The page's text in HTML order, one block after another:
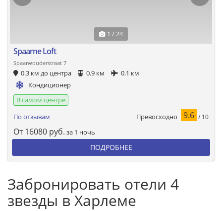
1 / 24
Spaarne Loft
Spaarwouderstraat 7
0.3 км до центра 0.9 км
0.1 км
Кондиционер
В самом центре
По отзывам
Превосходно 9.6 / 10
От 16080 руб. за 1 ночь
ПОДРОБНЕЕ
Забронировать отели 4
звезды в Харлеме